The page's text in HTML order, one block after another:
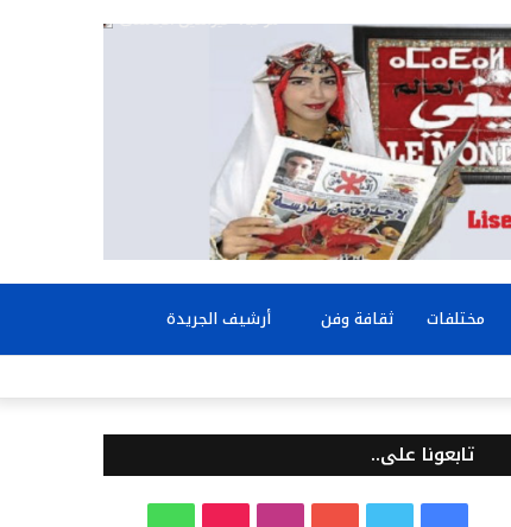
مختلفات ثقافة وفن أرشيف الجريدة
عن
تابعونا على..